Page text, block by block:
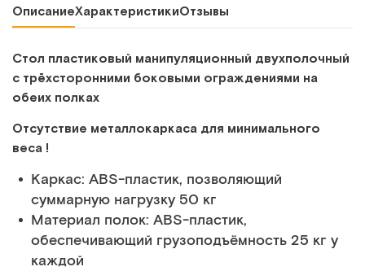
ОписаниеХарактеристикиОтзывы
Стол пластиковый манипуляционный двухполочный
с трёхсторонними боковыми ограждениями на
обеих полках
Отсутствие металлокаркаса для минимального
веса !
Каркас: АВS-пластик, позволяющий
суммарную нагрузку 50 кг
Материал полок: ABS-пластик,
обеспечивающий грузоподъёмность 25 кг у
каждой